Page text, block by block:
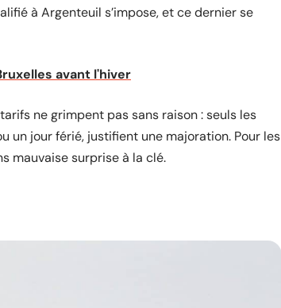
à Argenteuil s’impose, et ce dernier se
avant l'hiver
ne grimpent pas sans raison : seuls les
un jour férié, justifient une majoration. Pour les
mauvaise surprise à la clé.